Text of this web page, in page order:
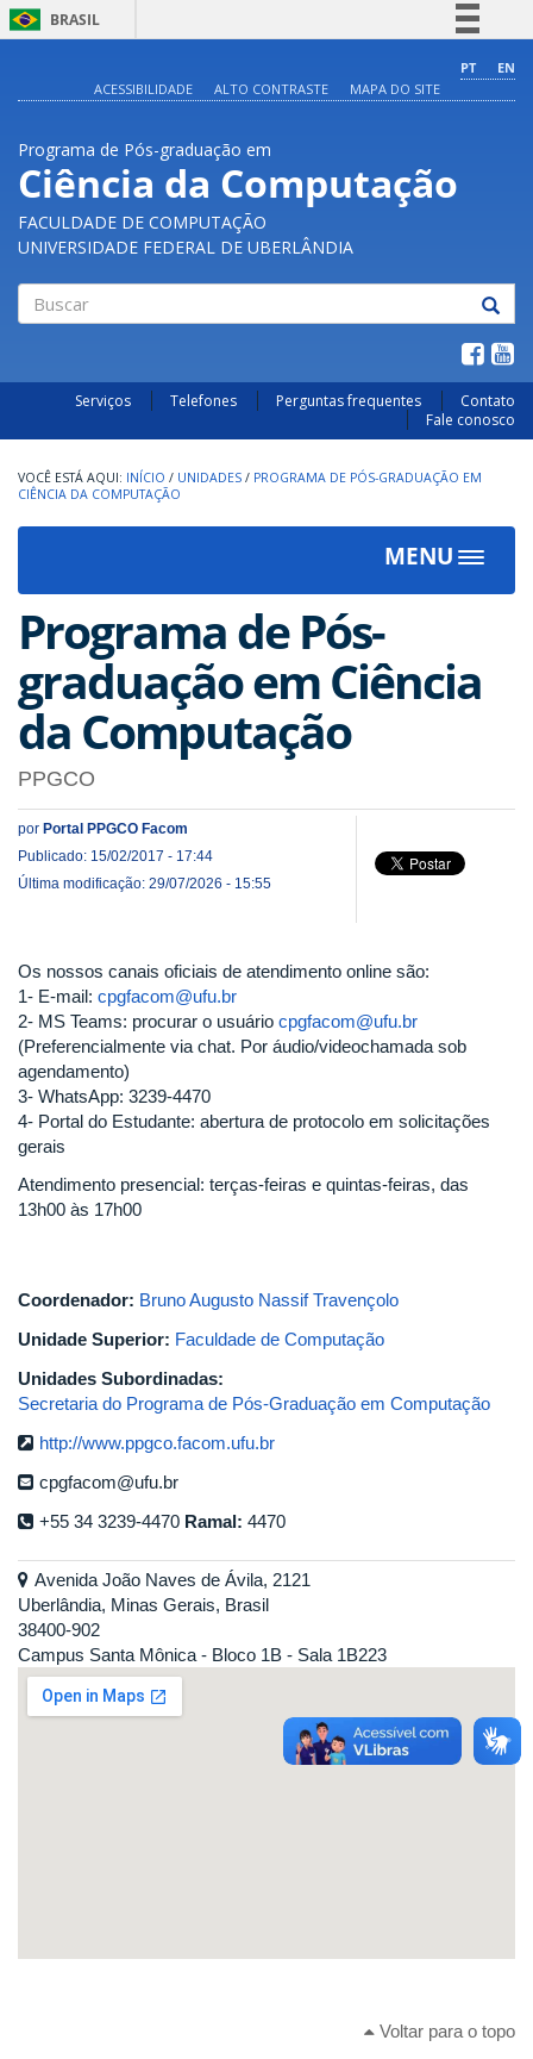
BRASIL
Comunica BR
Acesso à informação
Legislação
PT
EN
ACESSIBILIDADE
ALTO CONTRASTE MAPA DO SITE
Programa de Pós-graduação em
Ciência da Computação
FACULDADE DE COMPUTAÇÃO
UNIVERSIDADE FEDERAL DE UBERLÂNDIA
Serviços Telefones Perguntas frequentes
Contato
Fale conosco
INÍCIO / UNIDADES / PROGRAMA DE PÓS-GRADUAÇÃO EM
CIÊNCIA DA COMPUTAÇÃO
MENU
Toggle
Programa de Pós-
graduação em Ciência
da Computação
PPGCO
por Portal PPGCO Facom
Publicado: 15/02/2017 - 17:44
Última modificação: 29/07/2026 - 15:55
Os nossos canais oficiais de atendimento online são:
1- E-mail: cpgfacom@ufu.br
2- MS Teams: procurar o usuário cpgfacom@ufu.br
(Preferencialmente via chat. Por áudio/videochamada sob
agendamento)
3- WhatsApp: 3239-4470
4- Portal do Estudante: abertura de protocolo em solicitações
gerais
Atendimento presencial: terças-feiras e quintas-feiras, das
13h00 às 17h00
Coordenador: Bruno Augusto Nassif Travençolo
Unidade Superior: Faculdade de Computação
Unidades Subordinadas:
Secretaria do Programa de Pós-Graduação em Computação
http://www.ppgco.facom.ufu.br
cpgfacom@ufu.br
+55 34 3239-4470 Ramal: 4470
Avenida João Naves de Ávila, 2121
Uberlândia, Minas Gerais, Brasil
38400-902
Campus Santa Mônica - Bloco 1B - Sala 1B223
Voltar para o topo